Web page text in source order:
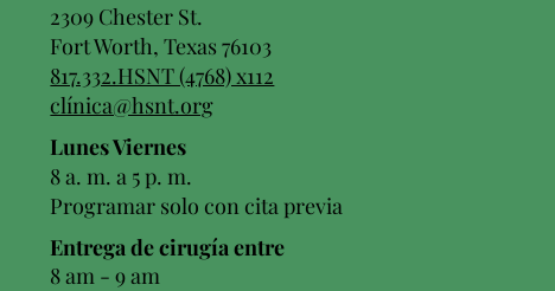
2309 Chester St.
Fort Worth, Texas 76103
817.332.HSNT (4768) x112
clínica@hsnt.org
Lunes Viernes
8 a. m. a 5 p. m.
Programar solo con cita previa
Entrega de cirugía entre
8 am - 9 am